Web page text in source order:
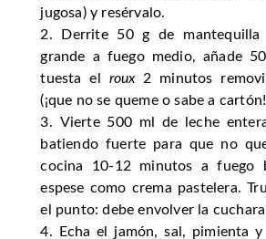
jugosa) y resérvalo.
Derrite 50 g de mantequilla
grande a fuego medio, añade
tuesta el roux2 minutos
(¡que no se queme o sabe a
Vierte 500 ml de leche
batiendo fuerte para que no
cocina 10-12 minutos a fuego
espese como crema pastelera.
el punto: debe envolver la cuchara
Echa el jamón, sal, pimienta y